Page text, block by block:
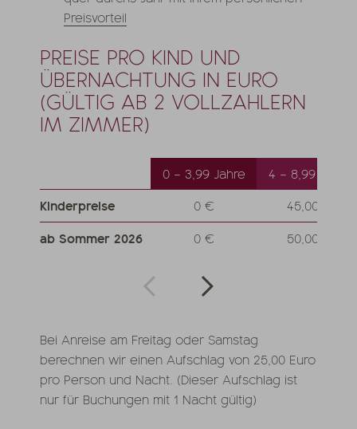
Preisvorteil
PREISE PRO KIND UND
ÜBERNACHTUNG IN EURO
(GÜLTIG AB 2 VOLLZAHLERN
IM ZIMMER)
0 – 3,99 Jahre
4 – 8,99 Jahre
Kinderpreise
0 €
45,00 €
ab Sommer 2026
0 € 50,00 €
Bei Anreise am Freitag oder Samstag
berechnen wir einen Aufschlag von 25,00 Euro
pro Person und Nacht. (Dieser Aufschlag ist
nur für Buchungen mit 1 Nacht gültig)